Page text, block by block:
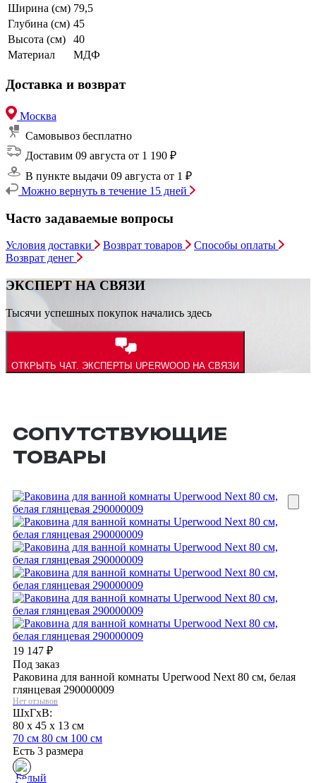
Ширина (см) 79,5
Глубина (см) 45
Высота (см)
40
Материал
МДФ
Доставка и возврат
Москва
Самовывоз бесплатно
Доставим 09 августа от 1 190 ₽
В пункте выдачи 09 августа от 1 ₽
Можно вернуть в течение 15 дней
Часто задаваемые вопросы
Условия доставки Возврат товаров
Способы оплаты
Возврат денег
ЭКСПЕРТ НА СВЯЗИ
Тысячи успешных покупок начались здесь
ОТКРЫТЬ ЧАТ. ЭКСПЕРТЫ UPERWOOD НА СВЯЗИ
СОПУТСТВУЮЩИЕ
ТОВАРЫ
19 147 ₽
Под заказ
Раковина для ванной комнаты Uperwood Next 80 см, белая
глянцевая 290000009
Нет отзывов
ШхГхВ:
80 x 45 x 13 см
70 см 80 см 100 см
Есть 3 размера